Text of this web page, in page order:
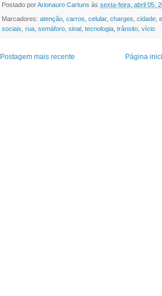
Postado porArionauro Cartuns às sexta-feira, abril 05,
Marcadores: atenção, carros celular, charges cidade,
sociais rua, semáforo, sinal, tecnologia, trânsito, vício
Postagem mais recente Página